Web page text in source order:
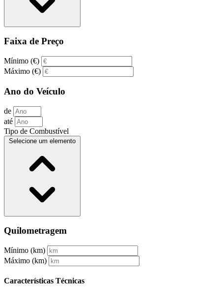
Faixa de Preço
Mínimo (€)
Máximo (€)
Ano do Veículo
de
até
Tipo de Combustível
Selecione um elemento
Quilometragem
Mínimo (km)
Máximo (km)
Características Técnicas